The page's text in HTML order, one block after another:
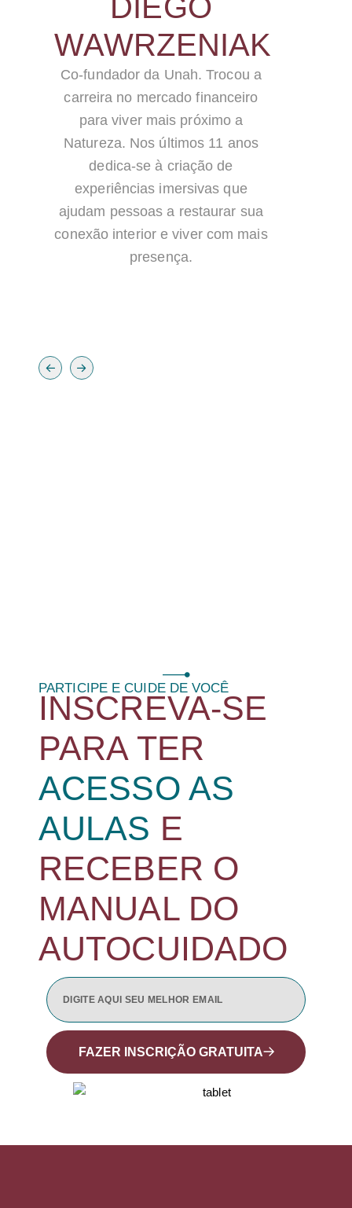
DIEGO
WAWRZENIAK
Co-fundador da Unah. Trocou a
carreira no mercado financeiro
para viver mais próximo a
Natureza. Nos últimos 11 anos
dedica-se à criação de
experiências imersivas que
ajudam pessoas a restaurar sua
conexão interior e viver com mais
presença.
PARTICIPE E CUIDE DE VOCÊ
INSCREVA-SE
PARA TER
ACESSO AS
AULAS E
RECEBER O
MANUAL DO
AUTOCUIDADO
FAZER INSCRIÇÃO GRATUITA